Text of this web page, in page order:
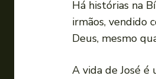
Há histórias na
irmãos, vendido
Deus, mesmo
A vida de José